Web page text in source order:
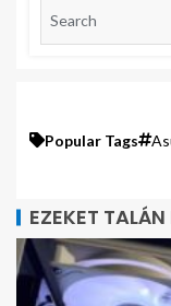
Popular Tags
EZEKET